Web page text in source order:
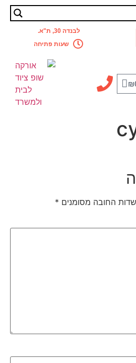
לבנדה 30, ת"א.
שעות פתיחה
₪
שדות החובה מסומנים *